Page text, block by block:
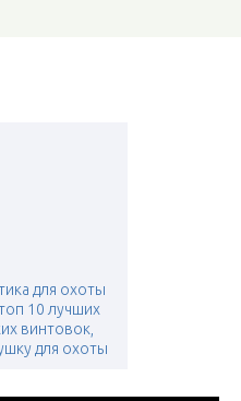
для охоты
10 лучших
винтовок,
для охоты